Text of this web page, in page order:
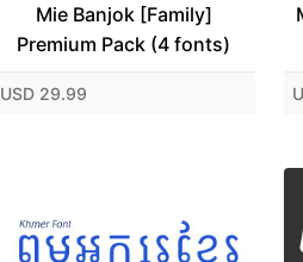
Mie Banjok [Family]
Premium Pack (4 fonts)
USD 29.99